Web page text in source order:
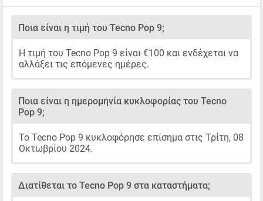
Ποια είναι η τιμή του Tecno Pop 9;
Η τιμή του Tecno Pop 9 είναι €100 και ενδέχεται να
αλλάξει τις επόμενες ημέρες.
Ποια είναι η ημερομηνία κυκλοφορίας του Tecno
Pop 9;
Το Tecno Pop 9 κυκλοφόρησε επίσημα στις Τρίτη, 08
Οκτωβρίου 2024.
Διατίθεται το Tecno Pop 9 στα καταστήματα;